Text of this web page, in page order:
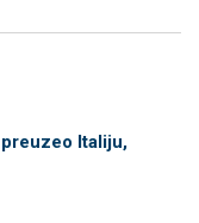
Italiju,